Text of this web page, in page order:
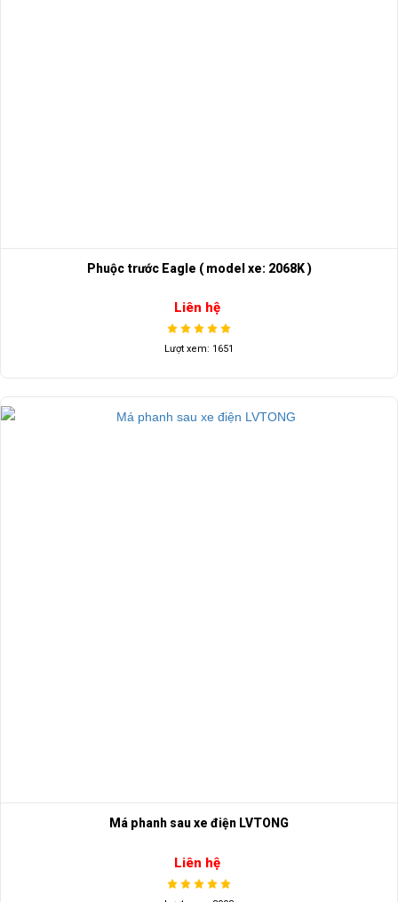
Phuộc trước Eagle ( model xe: 2068K )
Liên hệ
Lượt xem: 1651
Má phanh sau xe điện LVTONG
Liên hệ